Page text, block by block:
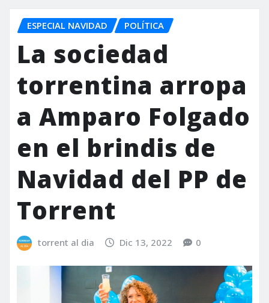
ESPECIAL NAVIDAD POLÍTICA
La sociedad
torrentina arropa
a Amparo Folgado
en el brindis de
Navidad del PP de
Torrent
torrent al dia Dic 13, 2022 0